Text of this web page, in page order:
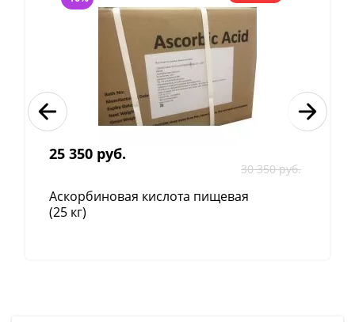
При использовании не рвутся.
Не оставляют следов и разводов.
Обладают широким спектром бактерицидной
активности.
25 350 руб.
30 350 руб.
Аскорбиновая кислота пищевая
(25 кг)